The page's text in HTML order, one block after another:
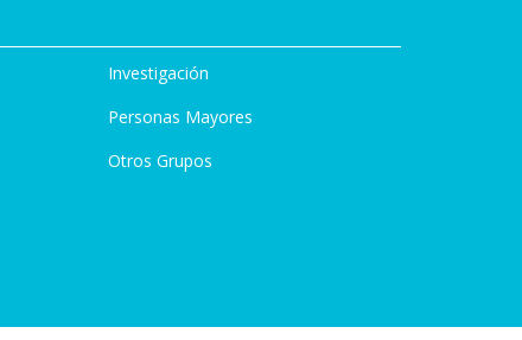
Investigación
Personas Mayores
Otros Grupos